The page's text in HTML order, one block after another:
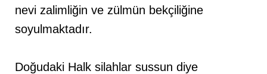
nevi zalimliğin ve zülmün bekçiliğine
soyulmaktadır.
Doğudaki Halk silahlar sussun diye